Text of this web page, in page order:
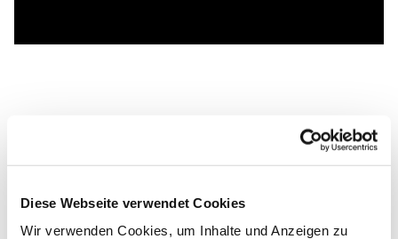
Diese Webseite verwendet Cookies
Wir verwenden Cookies, um Inhalte und Anzeigen zu